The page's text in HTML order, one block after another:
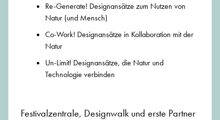
Re-Generate! Designansätze zum Nutzen von
Natur (und Mensch)
Co-Work! Designansätze in Kollaboration mit der
Natur
Un-Limit! Designansätze, die Natur und
Technologie verbinden
Festivalzentrale, Designwalk und erste Partner